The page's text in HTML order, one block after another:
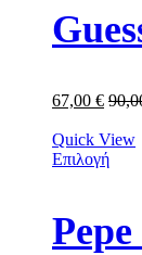
67,00 €
Quick View
Επιλογή